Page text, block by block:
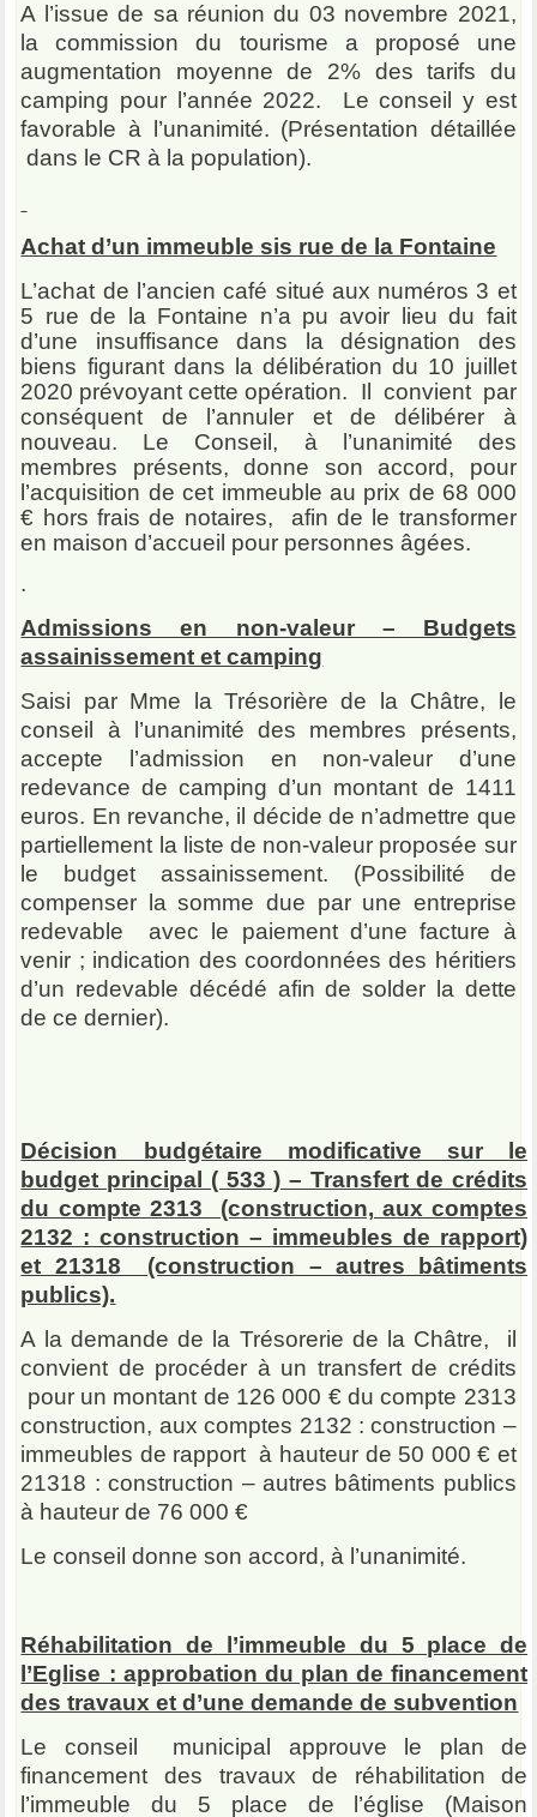
A l’issue de sa réunion du 03 novembre 2021,
la commission du tourisme a proposé une
augmentation moyenne de 2% des tarifs du
camping pour l’année 2022. Le conseil y est
favorable à l’unanimité. (Présentation détaillée
dans le CR à la population).
Achat d’un immeuble sis rue de la Fontaine
L’achat de l’ancien café situé aux numéros 3 et
5 rue de la Fontaine n’a pu avoir lieu du fait
d’une insuffisance dans la désignation des
biens figurant dans la délibération du 10 juillet
2020 prévoyant cette opération. Il convient par
conséquent de l’annuler et de délibérer à
nouveau. Le Conseil, à l’unanimité des
membres présents, donne son accord, pour
l’acquisition de cet immeuble au prix de 68 000
€ hors frais de notaires, afin de le transformer
en maison d’accueil pour personnes âgées.
.
Admissions en non-valeur – Budgets
assainissement et camping
Saisi par Mme la Trésorière de la Châtre, le
conseil à l’unanimité des membres présents,
accepte l’admission en non-valeur d’une
redevance de camping d’un montant de 1411
euros. En revanche, il décide de n’admettre que
partiellement la liste de non-valeur proposée sur
le budget assainissement. (Possibilité de
compenser la somme due par une entreprise
redevable avec le paiement d’une facture à
venir ; indication des coordonnées des héritiers
d’un redevable décédé afin de solder la dette
de ce dernier).
Décision budgétaire modificative sur le
budget principal ( 533 ) – Transfert de crédits
du compte 2313 (construction, aux comptes
2132 : construction – immeubles de rapport)
et 21318 (construction – autres bâtiments
publics).
A la demande de la Trésorerie de la Châtre, il
convient de procéder à un transfert de crédits
pour un montant de 126 000 € du compte 2313
construction, aux comptes 2132 : construction –
immeubles de rapport à hauteur de 50 000 € et
21318 : construction – autres bâtiments publics
à hauteur de 76 000 €
Le conseil donne son accord, à l’unanimité.
Réhabilitation de l’immeuble du 5 place de
l’Eglise : approbation du plan de financement
des travaux et d’une demande de subvention
Le conseil municipal approuve le plan de
financement des travaux de réhabilitation de
l’immeuble du 5 place de l’église (Maison